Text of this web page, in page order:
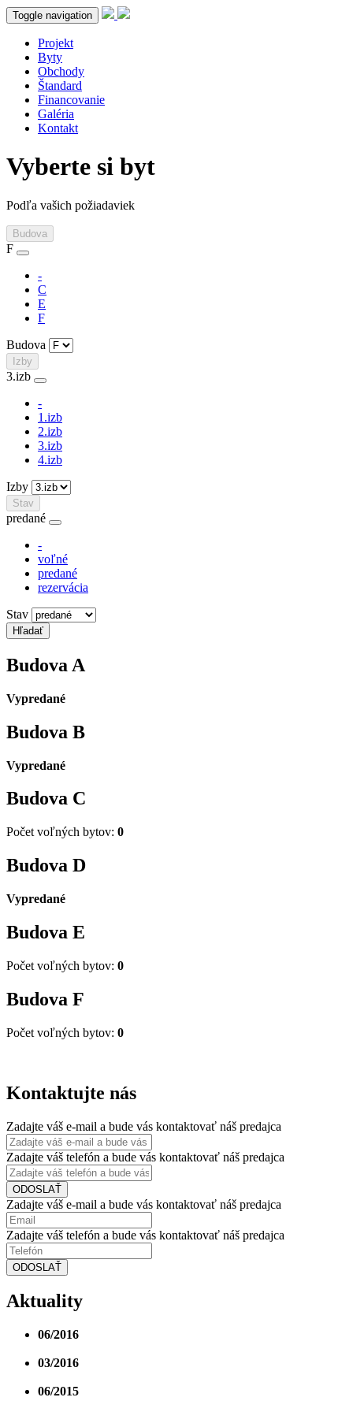
Toggle navigation
Projekt
Byty
Obchody
Štandard
Financovanie
Galéria
Kontakt
Vyberte si byt
Podľa vašich požiadaviek
Budova
F
-
C
E
F
Budova
Izby
3.izb
-
1.izb
2.izb
3.izb
4.izb
Izby
Stav
predané
-
voľné
predané
rezervácia
Stav
Budova A
Vypredané
Budova B
Vypredané
Budova C
Počet voľných bytov: 0
Budova D
Vypredané
Budova E
Počet voľných bytov: 0
Budova F
Počet voľných bytov: 0
Kontaktujte nás
Zadajte váš e-mail a bude vás kontaktovať náš predajca
Zadajte váš telefón a bude vás kontaktovať náš predajca
ODOSLAŤ
Zadajte váš e-mail a bude vás kontaktovať náš predajca
Zadajte váš telefón a bude vás kontaktovať náš predajca
ODOSLAŤ
Aktuality
06/2016
03/2016
06/2015